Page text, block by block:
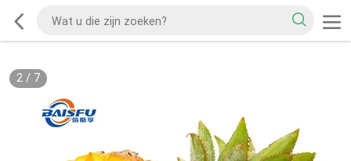
2/ 7